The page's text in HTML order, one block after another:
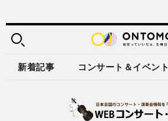
新着記事 コンサート＆イベント